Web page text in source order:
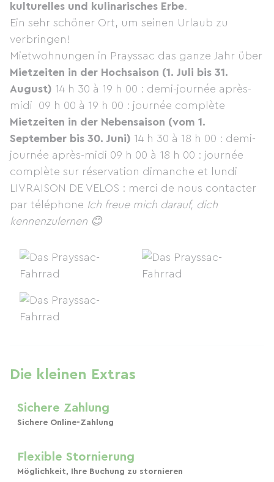
kulturelles und kulinarisches Erbe.
Ein sehr schöner Ort, um seinen Urlaub zu
verbringen!
Mietwohnungen in Prayssac das ganze Jahr über
Mietzeiten in der Hochsaison (1. Juli bis 31.
August) 14 h 30 à 19 h 00 : demi-journée après-
midi 09 h 00 à 19 h 00 : journée complète
Mietzeiten in der Nebensaison (vom 1.
September bis 30. Juni) 14 h 30 à 18 h 00 : demi-
journée après-midi 09 h 00 à 18 h 00 : journée
complète sur réservation dimanche et lundi
LIVRAISON DE VELOS : merci de nous contacter
par téléphone Ich freue mich darauf, dich
kennenzulernen 😊
Die kleinen Extras
Sichere Zahlung
Sichere Online-Zahlung
Flexible Stornierung
Möglichkeit, Ihre Buchung zu stornieren